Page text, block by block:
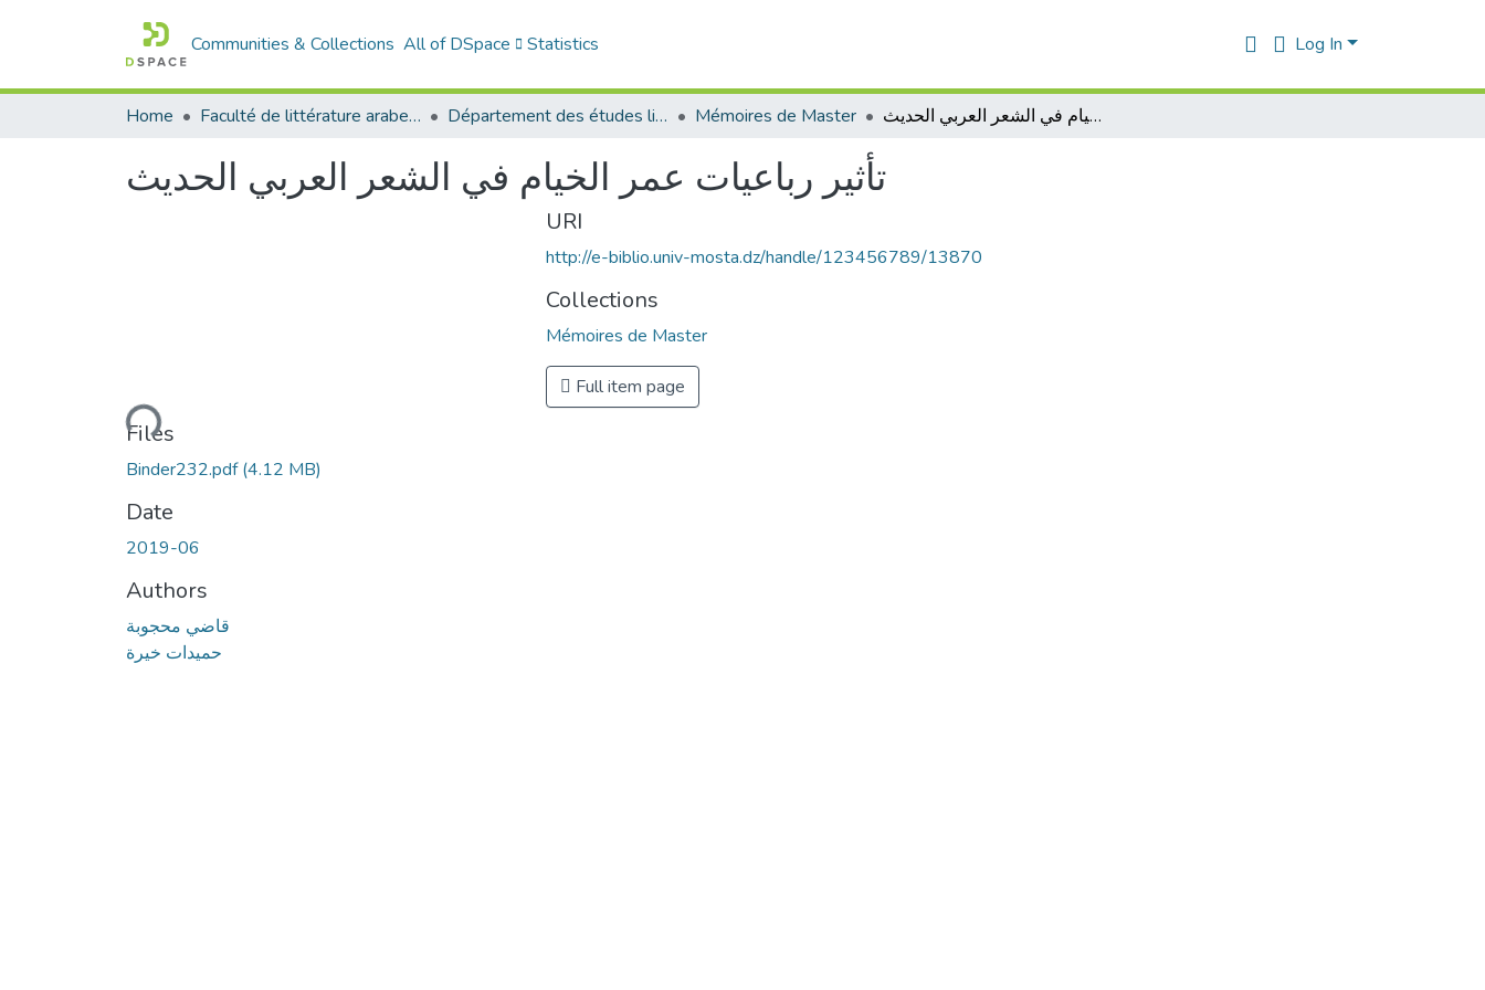
Communities & Collections All of DSpace Statistics Log In
Home Faculté de littérature arabe et des arts Département des études littéraires et critiques Mémoires de Master تأثير رباعيات عمر الخيام في الشعر العربي الحديث
تأثير رباعيات عمر الخيام في الشعر العربي الحديث
Loading...
Files
Binder232.pdf(4.12 MB)
Date
2019-06
Authors
قاضي محجوبة
حميدات خيرة
URI
http://e-biblio.univ-mosta.dz/handle/123456789/13870
Collections
Mémoires de Master
Full item page